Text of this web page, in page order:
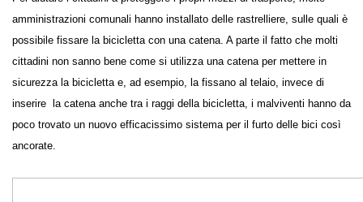
prezzo contenuto.
Per aiutare i cittadini a proteggere i propri mezzi di trasporto, molte
amministrazioni comunali hanno installato delle rastrelliere, sulle quali
è possibile fissare la bicicletta con una catena. A parte il fatto che molti
cittadini non sanno bene come si utilizza una catena per mettere in
sicurezza la bicicletta e, ad esempio, la fissano al telaio, invece di
inserire la catena anche tra i raggi della bicicletta, i malviventi hanno
così ancorate.